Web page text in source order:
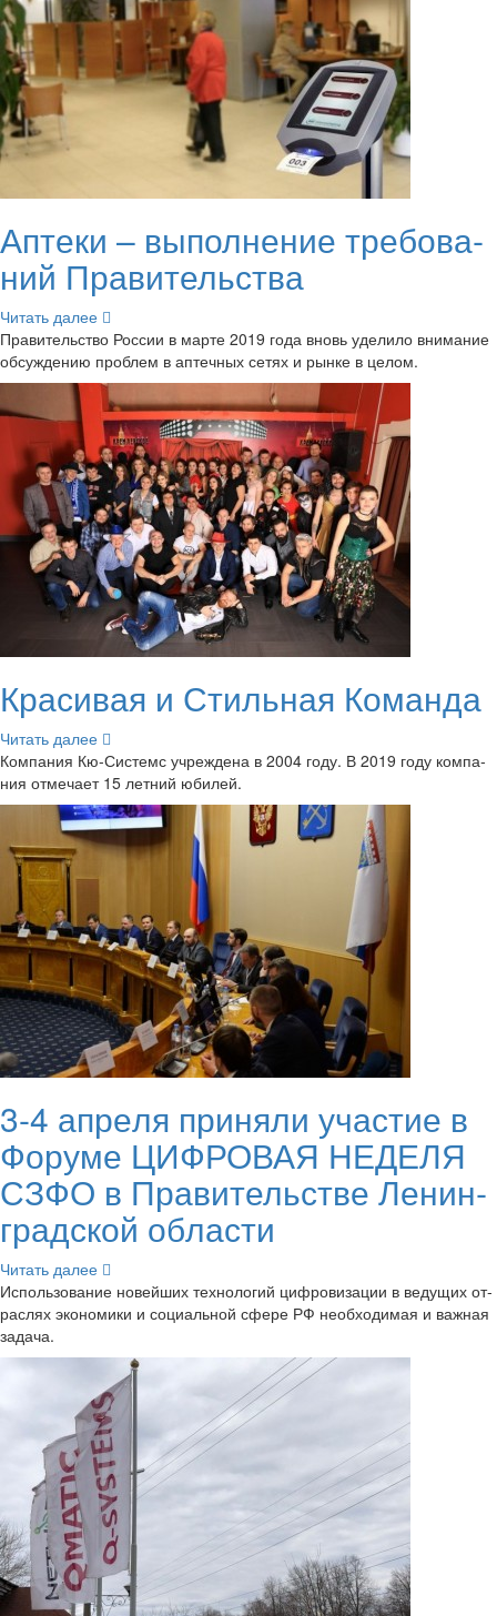
Ап­те­ки – вы­пол­не­ние тре­бо­ва­
ний Пра­ви­тель­ства
Чи­тать далее
Пра­ви­тель­ство Рос­сии в марте 2019 года вновь уде­ли­ло вни­ма­ние
об­суж­де­нию про­блем в ап­теч­ных сетях и рынке в целом.
Кра­си­вая и Стиль­ная Ко­ман­да
Чи­тать далее
Ком­па­ния Кю-​Системс учре­жде­на в 2004 году. В 2019 году ком­па­
ния от­ме­ча­ет 15 лет­ний юби­лей.
3-4 ап­ре­ля при­ня­ли уча­стие в
Фо­ру­ме ЦИФ­РО­ВАЯ НЕДЕ­ЛЯ
СЗФО в Пра­ви­тель­стве Ле­нин­
град­ской об­ла­сти
Чи­тать далее
Ис­поль­зо­ва­ние но­вей­ших тех­но­ло­гий циф­ро­ви­за­ции в ве­ду­щих от­
рас­лях эко­но­ми­ки и со­ци­аль­ной сфере РФ необ­хо­ди­мая и важ­ная
за­да­ча.